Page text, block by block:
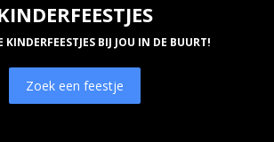
KINDERFEESTJES BIJ JOU IN DE BUURT!
Zoek een feestje